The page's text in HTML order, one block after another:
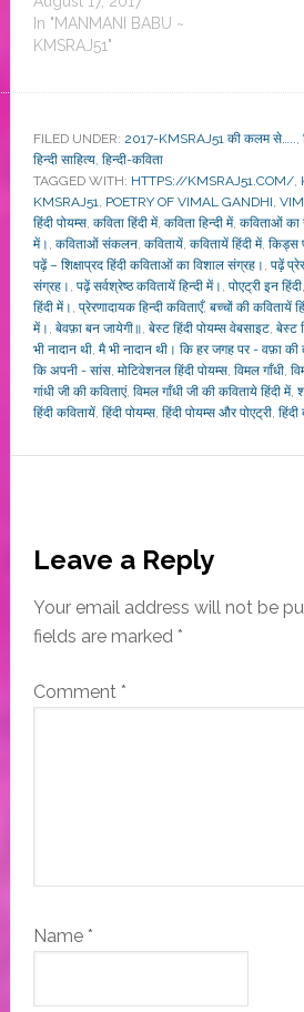
In "MANMANI BABU ~
KMSRAJ51"
FILED UNDER: 2017-KMSRAJ51 की कलम से…..,
हिन्दी साहित्य, हिन्दी-कविता
TAGGED WITH: HTTPS://KMSRAJ51.COM/,
KMSRAJ51, POETRY OF VIMAL GANDHI,
हिंदी पोयम्स, कविता हिंदी में, कविता हिन्दी में, कविताओं का
में। , कविताओं संकलन, कवितायें, कवितायें हिंदी में, किड्स
पढ़ें – शिक्षाप्रद हिंदी कविताओं का विशाल संग्रह। , पढ़ें
संग्रह। , पढ़ें सर्वश्रेष्ठ कवितायें हिन्दी में। , पोएट्री इन हिंदी,
हिंदी में। , प्रेरणादायक हिन्दी कविताएँ, बच्चों की कवितायें
में। , बेवफ़ा बन जायेगी॥, बेस्ट हिंदी पोयम्स वेबसाइट, बेस्ट
भी नादान थी, मै भी नादान थी। कि हर जगह पर - वफ़ा की
कि अपनी - सांस, मोटिवेशनल हिंदी पोयम्स, विमल गाँधी,
गांधी जी की कविताएं, विमल गाँधी जी की कविताये हिंदी में,
हिंदी कवितायें, हिंदी पोयम्स, हिंदी पोयम्स और पोएट्री, हिंदी
Reader
Interactions
Leave a Reply
Your email address will not be
fields are marked *
Comment *
Name *